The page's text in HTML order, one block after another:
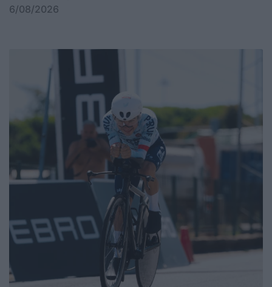
6/08/2026